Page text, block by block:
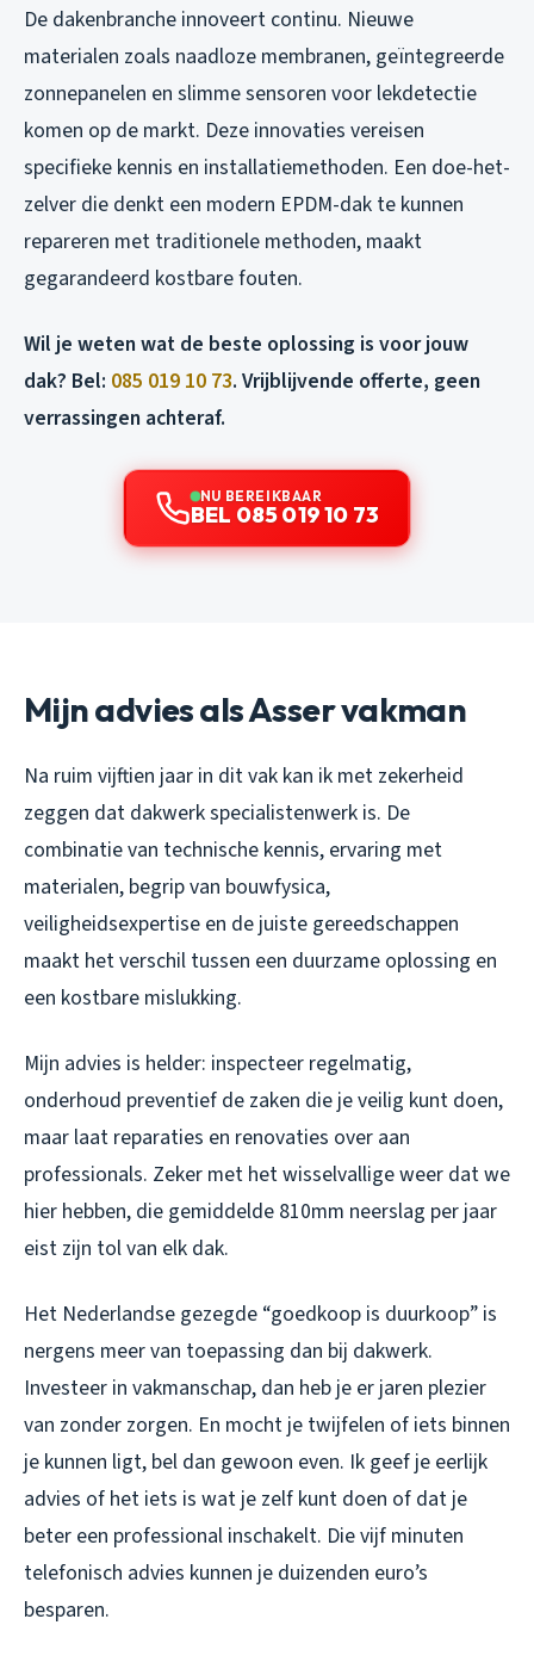
De dakenbranche innoveert continu. Nieuwe
materialen zoals naadloze membranen, geïntegreerde
zonnepanelen en slimme sensoren voor lekdetectie
komen op de markt. Deze innovaties vereisen
specifieke kennis en installatiemethoden. Een doe-het-
zelver die denkt een modern EPDM-dak te kunnen
repareren met traditionele methoden, maakt
gegarandeerd kostbare fouten.
Wil je weten wat de beste oplossing is voor jouw
dak? Bel: 085 019 10 73. Vrijblijvende offerte, geen
verrassingen achteraf.
NU BEREIKBAAR
BEL 085 019 10 73
Mijn advies als Asser vakman
Na ruim vijftien jaar in dit vak kan ik met zekerheid
zeggen dat dakwerk specialistenwerk is. De
combinatie van technische kennis, ervaring met
materialen, begrip van bouwfysica,
veiligheidsexpertise en de juiste gereedschappen
maakt het verschil tussen een duurzame oplossing en
een kostbare mislukking.
Mijn advies is helder: inspecteer regelmatig,
onderhoud preventief de zaken die je veilig kunt doen,
maar laat reparaties en renovaties over aan
professionals. Zeker met het wisselvallige weer dat we
hier hebben, die gemiddelde 810mm neerslag per jaar
eist zijn tol van elk dak.
Het Nederlandse gezegde “goedkoop is duurkoop” is
nergens meer van toepassing dan bij dakwerk.
Investeer in vakmanschap, dan heb je er jaren plezier
van zonder zorgen. En mocht je twijfelen of iets binnen
je kunnen ligt, bel dan gewoon even. Ik geef je eerlijk
advies of het iets is wat je zelf kunt doen of dat je
beter een professional inschakelt. Die vijf minuten
telefonisch advies kunnen je duizenden euro’s
besparen.